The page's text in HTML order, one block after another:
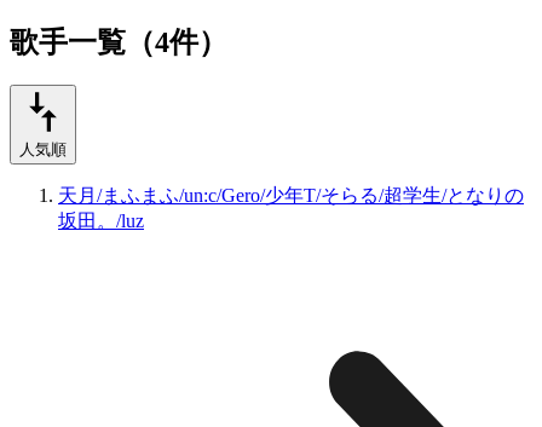
歌手一覧（4件）
人気順
天月/まふまふ/un:c/Gero/少年T/そらる/超学生/となりの
坂田。/luz